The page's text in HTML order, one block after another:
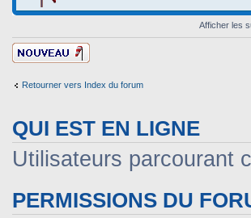
Afficher les
Ecrire un nouveau
sujet
Retourner vers Index du forum
QUI EST EN LIGNE
Utilisateurs parcourant
PERMISSIONS DU